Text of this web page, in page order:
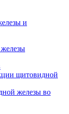
и
щитовидной
железы во